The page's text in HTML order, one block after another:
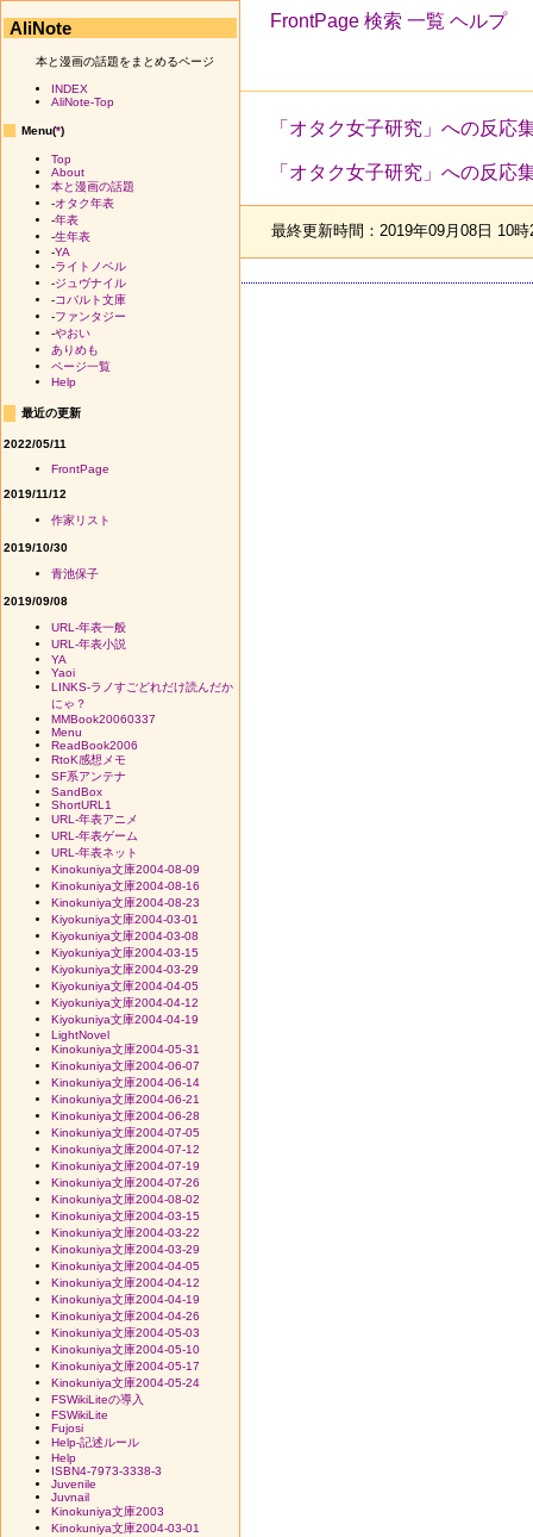
FrontPage 検索 一覧 ヘルプ
「オタク女子研究」への反応
「オタク女子研究」への反応
最終更新時間：2019年09月08日 10
AliNote
本と漫画の話題をまとめるページ
INDEX
AliNote-Top
Menu(*)
Top
About
本と漫画の話題
-オタク年表
-年表
-生年表
-YA
-ライトノベル
-ジュヴナイル
-コバルト文庫
-ファンタジー
-やおい
ありめも
ページ一覧
Help
最近の更新
2022/05/11
FrontPage
2019/11/12
作家リスト
2019/10/30
青池保子
2019/09/08
URL-年表一般
URL-年表小説
YA
Yaoi
LINKS-ラノすごどれだけ読んだか
にゃ？
MMBook20060337
Menu
ReadBook2006
RtoK感想メモ
SF系アンテナ
SandBox
ShortURL1
URL-年表アニメ
URL-年表ゲーム
URL-年表ネット
Kinokuniya文庫2004-08-09
Kinokuniya文庫2004-08-16
Kinokuniya文庫2004-08-23
Kiyokuniya文庫2004-03-01
Kiyokuniya文庫2004-03-08
Kiyokuniya文庫2004-03-15
Kiyokuniya文庫2004-03-29
Kiyokuniya文庫2004-04-05
Kiyokuniya文庫2004-04-12
Kiyokuniya文庫2004-04-19
LightNovel
Kinokuniya文庫2004-05-31
Kinokuniya文庫2004-06-07
Kinokuniya文庫2004-06-14
Kinokuniya文庫2004-06-21
Kinokuniya文庫2004-06-28
Kinokuniya文庫2004-07-05
Kinokuniya文庫2004-07-12
Kinokuniya文庫2004-07-19
Kinokuniya文庫2004-07-26
Kinokuniya文庫2004-08-02
Kinokuniya文庫2004-03-15
Kinokuniya文庫2004-03-22
Kinokuniya文庫2004-03-29
Kinokuniya文庫2004-04-05
Kinokuniya文庫2004-04-12
Kinokuniya文庫2004-04-19
Kinokuniya文庫2004-04-26
Kinokuniya文庫2004-05-03
Kinokuniya文庫2004-05-10
Kinokuniya文庫2004-05-17
Kinokuniya文庫2004-05-24
FSWikiLiteの導入
FSWikiLite
Fujosi
Help-記述ルール
Help
ISBN4-7973-3338-3
Juvenile
Juvnail
Kinokuniya文庫2003
Kinokuniya文庫2004-03-01